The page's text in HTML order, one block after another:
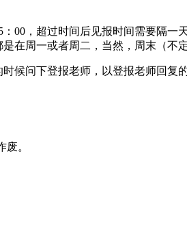
00，超过时间后见报时间需要隔一天
在周一或者周二，当然，周末（不
候问下登报老师，以登报老师回复的
。